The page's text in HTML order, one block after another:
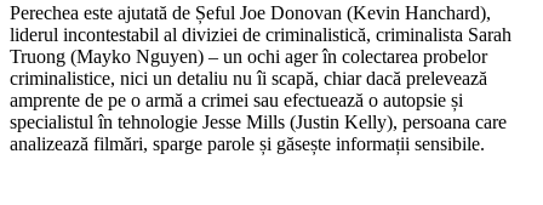
Perechea este ajutată de Șeful Joe Donovan (Kevin Hanchard),
liderul incontestabil al diviziei de criminalistică, criminalista Sarah
Truong (Mayko Nguyen) – un ochi ager în colectarea probelor
criminalistice, nici un detaliu nu îi scapă, chiar dacă prelevează
amprente de pe o armă a crimei sau efectuează o autopsie și
specialistul în tehnologie Jesse Mills (Justin Kelly), persoana care
analizează filmări, sparge parole și găsește informații sensibile.